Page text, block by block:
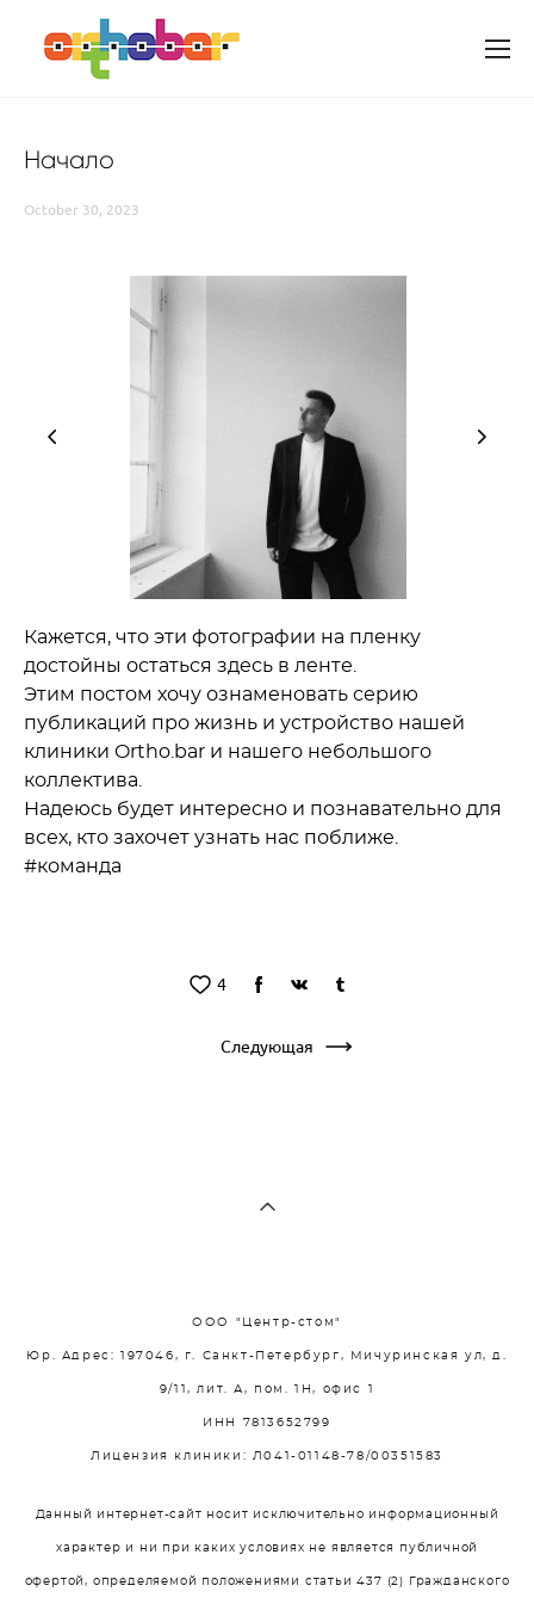
October 30, 2023
Начало
Кажется, что эти фотографии на пленку
достойны остаться здесь в ленте.
Этим постом хочу ознаменовать серию
публикаций про жизнь и устройство нашей
клиники Ortho.bar и нашего небольшого
коллектива.
Надеюсь будет интересно и познавательно для
всех, кто захочет узнать нас поближе.
#команда
4
Следующая
ООО "Центр-стом"
Юр. Адрес: 197046, г. Санкт-Петербург, Мичуринская ул, д.
9/11, лит. А, пом. 1Н, офис 1
ИНН 7813652799
Лицензия клиники: Л041-01148-78/00351583
Данный интернет-сайт носит исключительно информационный
характер и ни при каких условиях не является публичной
офертой, определяемой положениями статьи 437 (2) Гражданского